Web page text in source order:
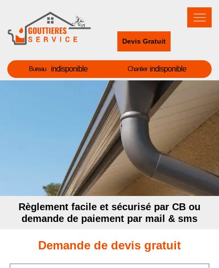
Devis Gratuit
Bureau indisponible Chantier indisponible
Règlement facile et sécurisé par CB ou
demande de paiement par mail & sms
Demande de devis gratuit